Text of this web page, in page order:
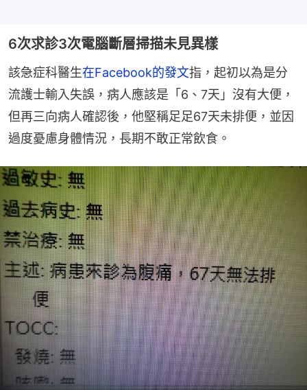
6次求診3次電腦斷層掃描未見異樣
該急症科醫生在Facebook的發文指，起初以為是分
流護士輸入失誤，病人應該是「6、7天」沒有大便，
但再三向病人確認後，他堅稱足足67天未排便，並因
過度憂慮身體情況，長期不敢正常飲食。